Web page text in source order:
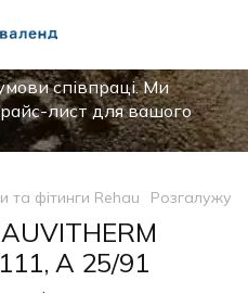
співпраці. Ми
лист для вашого
та фітинги Rehau
A 25/91